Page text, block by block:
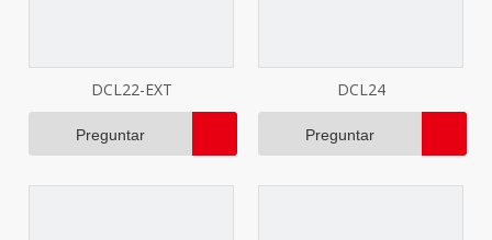
DCL22-EXT
Preguntar
DCL24
Preguntar